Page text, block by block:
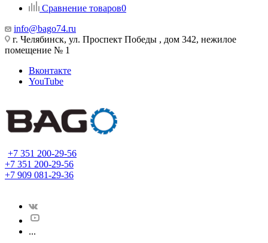
Сравнение товаров0
info@bago74.ru
г. Челябинск, ул. Проспект Победы , дом 342, нежилое
помещение № 1
Вконтакте
YouTube
+7 351 200-29-56
+7 351 200-29-56
+7 909 081-29-36
...